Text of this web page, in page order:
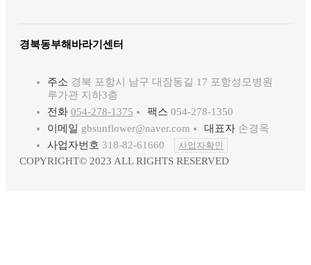
경북동부해바라기센터
주소 경북 포항시 남구 대잠동길 17 포항성모병원
루가관 지하3층
전화 054-278-1375 팩스 054-278-1350
이메일 gbsunflower@naver.com 대표자 손경옥
사업자번호 318-82-61660 사업자확인
COPYRIGHT© 2023 ALL RIGHTS RESERVED